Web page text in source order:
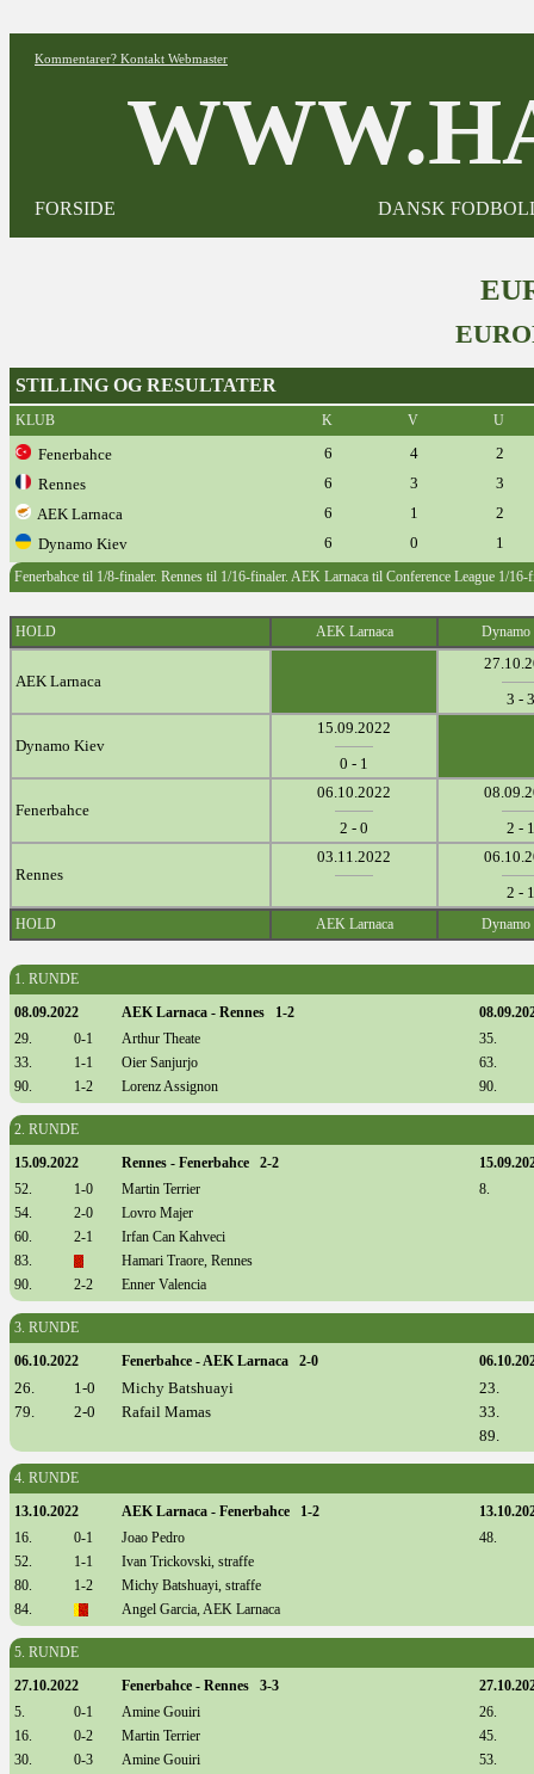
Kommentarer? Kontakt Webmaster
FORSIDE DANSK
STILLING OG RESULTATER
KLUB K V U
Fenerbahce 6 4
2
Rennes
6 3
3
AEK Larnaca
6 1
2
Dynamo Kiev
6 0 1
Fenerbahce til 1/8-finaler. Rennes til 1/16-finaler. AEK Larnaca til Conference League 1/16-
HOLD AEK Larnaca
AEK Larnaca
3 - 3
Dynamo Kiev
15.09.2022
0 - 1
Fenerbahce
06.10.2022
2 - 0
2 - 1
Rennes
03.11.2022
2 - 1
HOLD AEK Larnaca
1. RUNDE
08.09.2022
AEK Larnaca - Rennes 1-2
29.
0-1 Arthur Theate
35.
33.
1-1 Oier Sanjurjo
63.
90.
1-2 Lorenz Assignon 90.
2. RUNDE
15.09.2022
Rennes - Fenerbahce 2-2
52.
1-0 Martin Terrier
8.
54.
2-0
Lovro Majer
60.
2-1
Irfan Can Kahveci
83.
Hamari Traore, Rennes
90.
2-2 Enner Valencia
3. RUNDE
06.10.2022
Fenerbahce - AEK Larnaca 2-0
26. 1-0 Michy Batshuayi
23.
79.
2-0 Rafail Mamas
33.
89.
4. RUNDE
13.10.2022
AEK Larnaca - Fenerbahce 1-2
16.
0-1 Joao Pedro
48.
52.
1-1
Ivan Trickovski, straffe
80.
1-2
Michy Batshuayi, straffe
84.
Angel Garcia, AEK Larnaca
5. RUNDE
27.10.2022
Fenerbahce - Rennes 3-3
5.
0-1 Amine Gouiri
26.
16.
0-2 Martin Terrier
45.
30.
0-3 Amine Gouiri
53.